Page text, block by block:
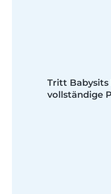
Tritt Babysits
vollständige